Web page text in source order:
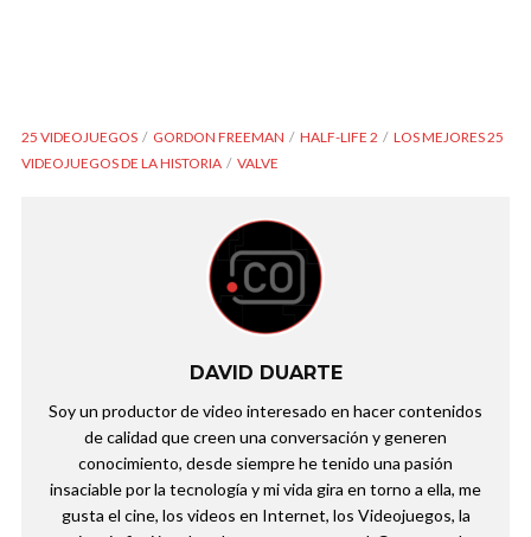
25 VIDEOJUEGOS GORDON FREEMAN HALF-LIFE 2
LOS MEJORES 25
VIDEOJUEGOS DE LA HISTORIA
VALVE
DAVID DUARTE
Soy un productor de video interesado en hacer contenidos
de calidad que creen una conversación y generen
conocimiento, desde siempre he tenido una pasión
insaciable por la tecnología y mi vida gira en torno a ella, me
gusta el cine, los videos en Internet, los Videojuegos, la